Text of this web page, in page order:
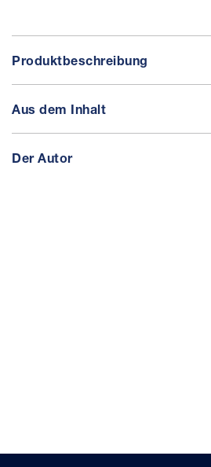
Produktbeschreibung
Aus dem Inhalt
Der Autor